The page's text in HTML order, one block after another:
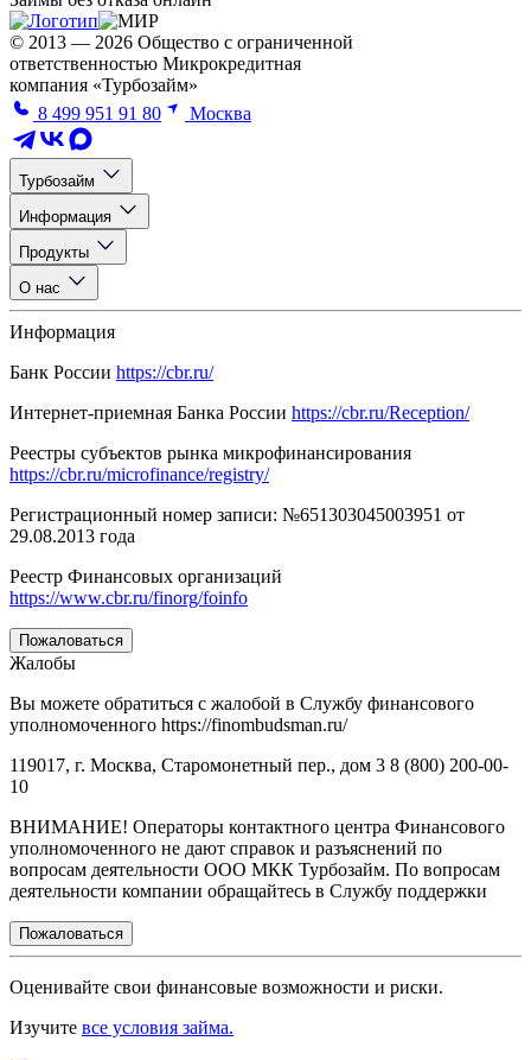
© 2013 — 2026 Общество с ограниченной
ответственностью Микрокредитная
компания «Турбозайм»
8 499 951 91 80
Москва
Турбозайм
Информация
Продукты
О нас
Информация
Банк России https://cbr.ru/
Интернет-приемная Банка России https://cbr.ru/Reception/
Реестры субъектов рынка микрофинансирования
https://cbr.ru/microfinance/registry/
Регистрационный номер записи: №651303045003951 от
29.08.2013 года
Реестр Финансовых организаций
https://www.cbr.ru/finorg/foinfo
Пожаловаться
Жалобы
Вы можете обратиться с жалобой в Службу финансового
уполномоченного https://finombudsman.ru/
119017, г. Москва, Старомонетный пер., дом 3 8 (800) 200-00-
10
ВНИМАНИЕ! Операторы контактного центра Финансового
уполномоченного не дают справок и разъяснений по
вопросам деятельности ООО МКК Турбозайм. По вопросам
деятельности компании обращайтесь в Службу поддержки
Пожаловаться
Оценивайте свои финансовые возможности и риски.
Изучите все условия займа.